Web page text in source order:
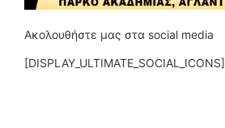
Ακολουθήστε μας στα social media
[DISPLAY_ULTIMATE_SOCIAL_ICONS]